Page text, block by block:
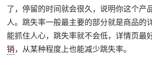
了，停留的时间就会很久，说明你这个产
人。跳失率一般最主要的部分就是商品的
能抓住人心，跳失率就不会低，详情页最
销，从某种程度上也能减少跳失率。